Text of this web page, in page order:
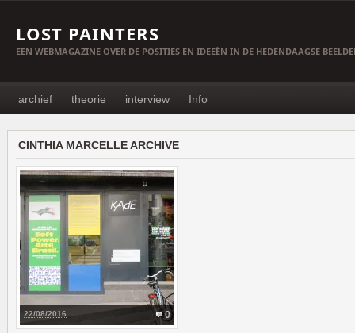
LOST PAINTERS
EEN WEBMAGAZINE OVER DE POSITIES EN IDEEËN IN DE HEDENDAAGSE
archief theorie interview Info
CINTHIA MARCELLE ARCHIVE
0
22/08/2016